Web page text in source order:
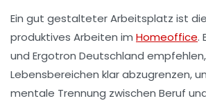
Ein gut gestalteter Arbeitsplatz ist
produktives Arbeiten im Homeoffice.
und Ergotron Deutschland
Lebensbereichen klar abzugrenzen,
mentale Trennung zwischen Beruf